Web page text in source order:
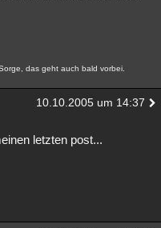
das geht auch bald vorbei.
10.10.2005 um 14:37
letzten post...